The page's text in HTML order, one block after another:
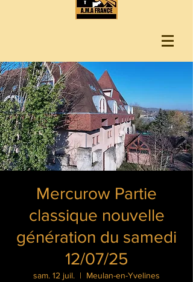
Mercurow Partie
classique nouvelle
génération du samedi
12/07/25
sam. 12 juil.
  |
Meulan-en-Yvelines